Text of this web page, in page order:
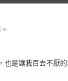
是讓我百去不厭的